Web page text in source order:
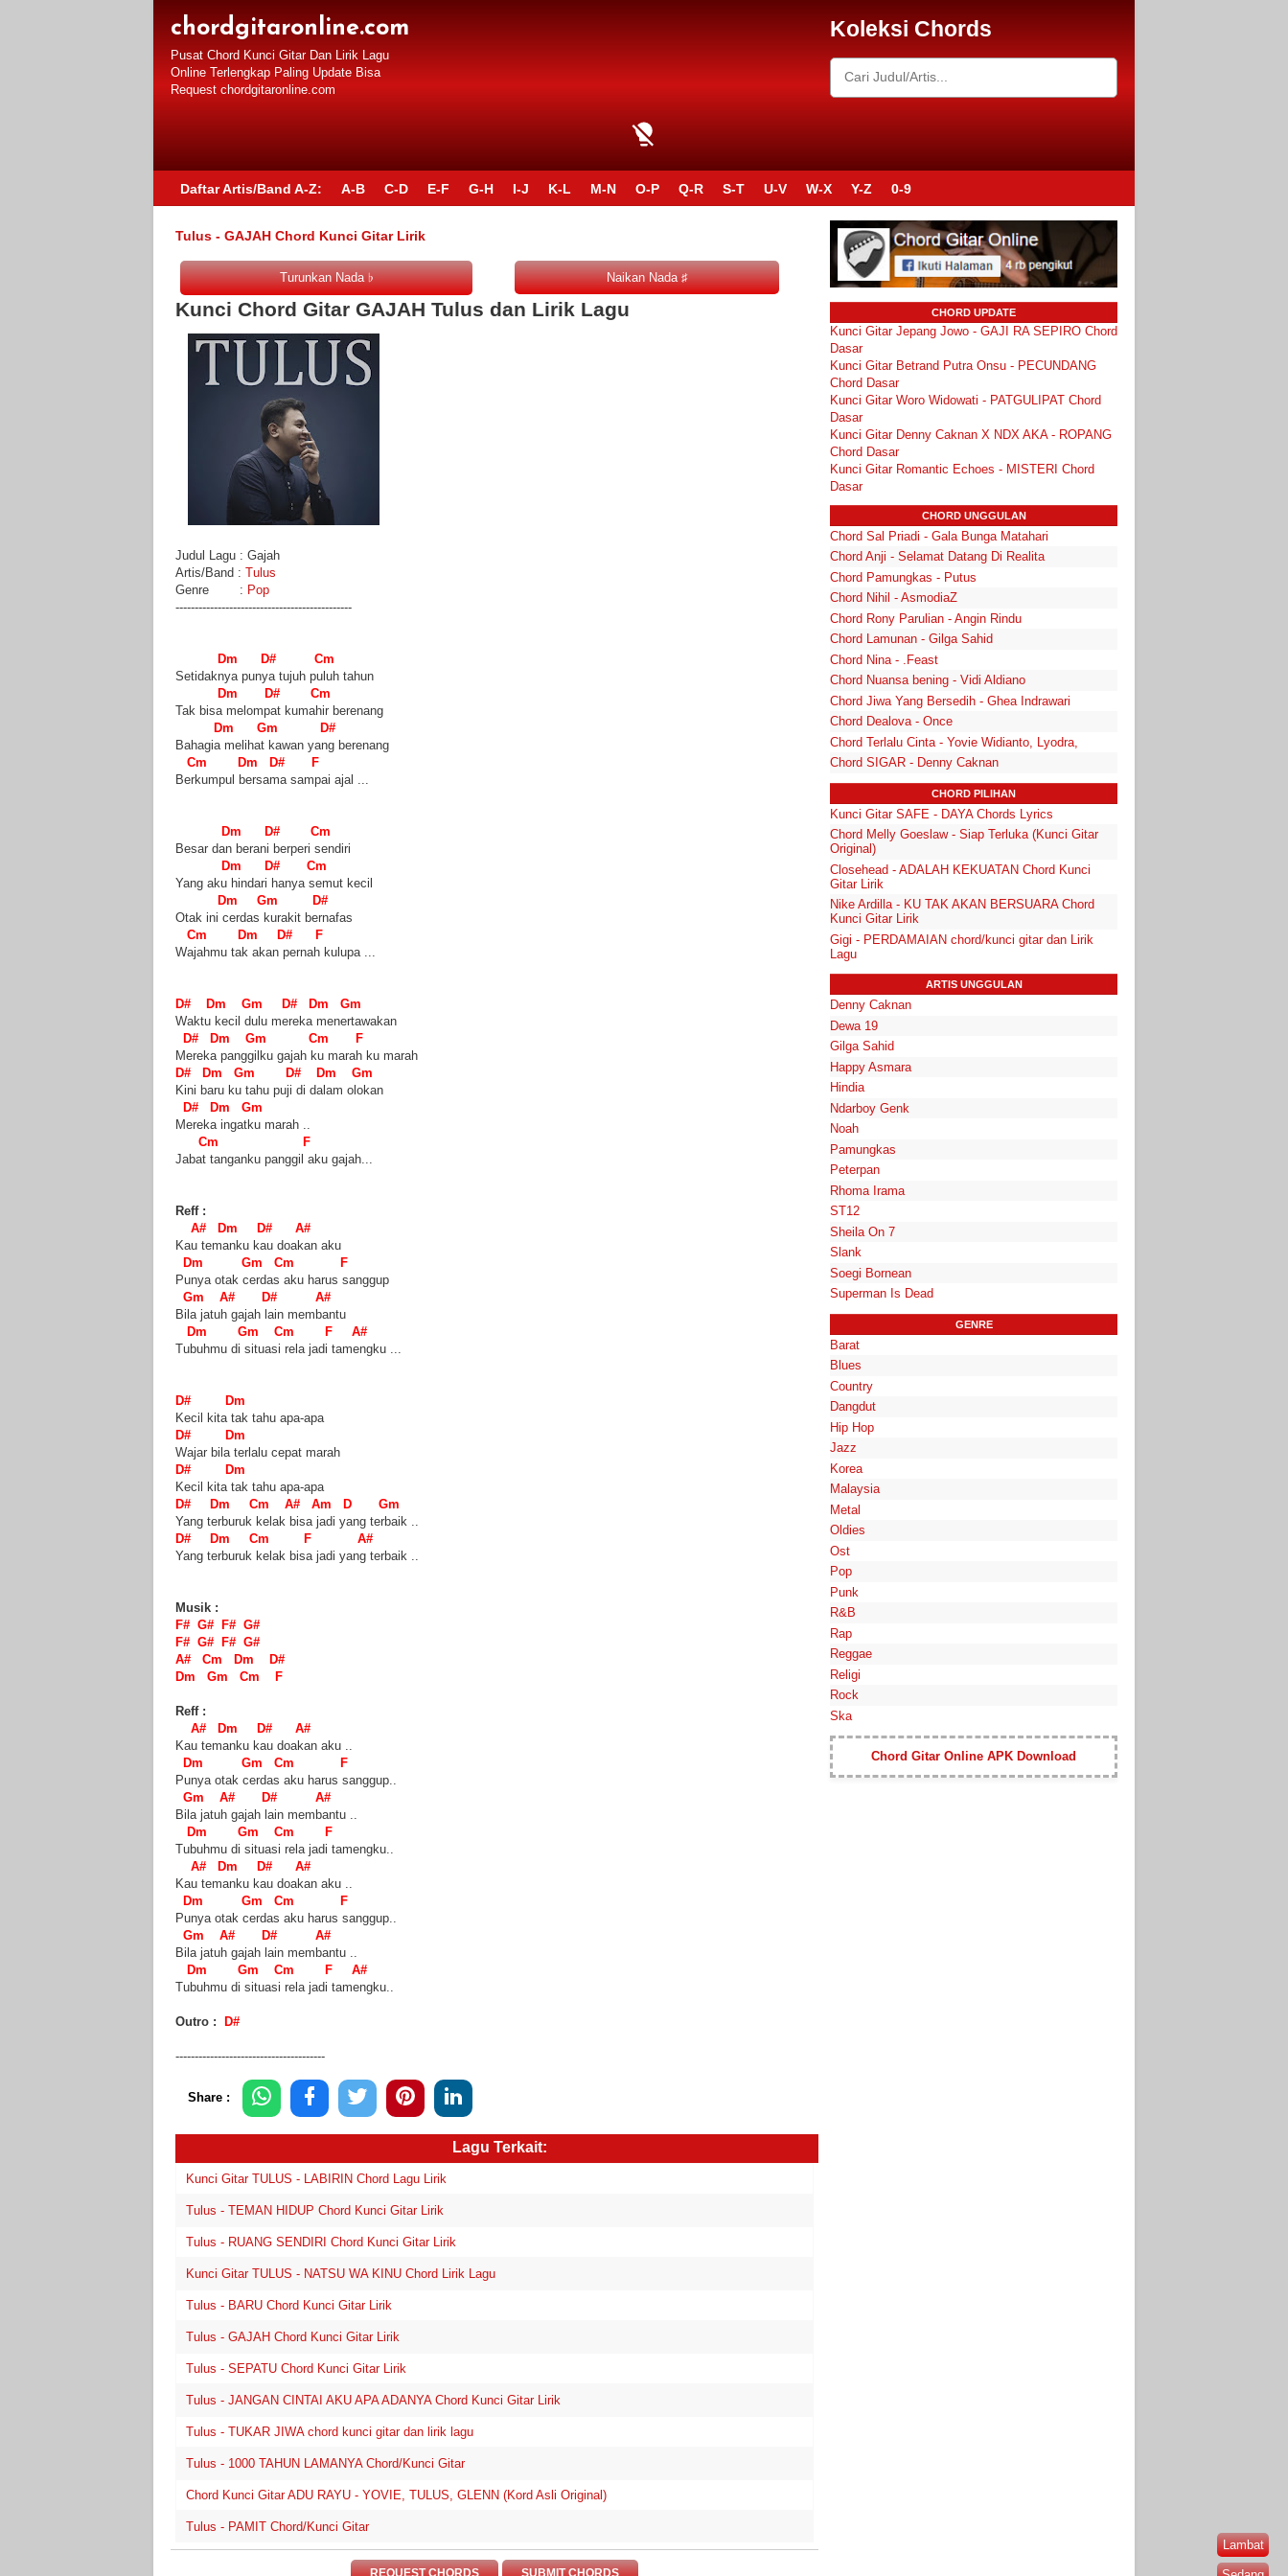
chordgitaronline.com
Pusat Chord Kunci Gitar Dan Lirik Lagu
Online Terlengkap Paling Update Bisa
Request chordgitaronline.com
Koleksi Chords
Daftar Artis/Band A-Z: A-B C-D E-F G-H I-J K-L M-N O-P Q-R S-T U-V W-X Y-Z 0-9
Tulus - GAJAH Chord Kunci Gitar Lirik
Lambat
Kunci Chord Gitar GAJAH Tulus dan Lirik Lagu
Judul Lagu : Gajah
Artis/Band : Tulus
Genre : Pop
----------------------------------------------
Dm D# Cm
Setidaknya punya tujuh puluh tahun
Dm D# Cm
Tak bisa melompat kumahir berenang
Dm Gm D#
Bahagia melihat kawan yang berenang
Cm Dm D# F
Berkumpul bersama sampai ajal ...
Dm D# Cm
Besar dan berani berperi sendiri
Dm D# Cm
Yang aku hindari hanya semut kecil
Dm Gm D#
Otak ini cerdas kurakit bernafas
Cm Dm D# F
Wajahmu tak akan pernah kulupa ...
D# Dm Gm D# Dm Gm
Waktu kecil dulu mereka menertawakan
D# Dm Gm Cm F
Mereka panggilku gajah ku marah ku marah
D# Dm Gm D# Dm Gm
Kini baru ku tahu puji di dalam olokan
D# Dm Gm
Mereka ingatku marah ..
Cm F
Jabat tanganku panggil aku gajah...
Reff :
A# Dm D# A#
Kau temanku kau doakan aku
Dm Gm Cm F
Punya otak cerdas aku harus sanggup
Gm A# D# A#
Bila jatuh gajah lain membantu
Dm Gm Cm F A#
Tubuhmu di situasi rela jadi tamengku ...
D# Dm
Kecil kita tak tahu apa-apa
D# Dm
Wajar bila terlalu cepat marah
D# Dm
Kecil kita tak tahu apa-apa
D# Dm Cm A# Am D Gm
Yang terburuk kelak bisa jadi yang terbaik ..
D# Dm Cm F A#
Yang terburuk kelak bisa jadi yang terbaik ..
Musik :
F# G# F# G#
F# G# F# G#
A# Cm Dm D#
Dm Gm Cm F
Reff :
A# Dm D# A#
Kau temanku kau doakan aku ..
Dm Gm Cm F
Punya otak cerdas aku harus sanggup..
Gm A# D# A#
Bila jatuh gajah lain membantu ..
Dm Gm Cm F
Tubuhmu di situasi rela jadi tamengku..
A# Dm D# A#
Kau temanku kau doakan aku ..
Dm Gm Cm F
Punya otak cerdas aku harus sanggup..
Gm A# D# A#
Bila jatuh gajah lain membantu ..
Dm Gm Cm F A#
Tubuhmu di situasi rela jadi tamengku..
Outro : D#
---------------------------------------
Share :
Lagu Terkait:
Kunci Gitar TULUS - LABIRIN Chord Lagu Lirik
Tulus - TEMAN HIDUP Chord Kunci Gitar Lirik
Tulus - RUANG SENDIRI Chord Kunci Gitar Lirik
Kunci Gitar TULUS - NATSU WA KINU Chord Lirik Lagu
Tulus - BARU Chord Kunci Gitar Lirik
Tulus - GAJAH Chord Kunci Gitar Lirik
Tulus - SEPATU Chord Kunci Gitar Lirik
Tulus - JANGAN CINTAI AKU APA ADANYA Chord Kunci Gitar Lirik
Tulus - TUKAR JIWA chord kunci gitar dan lirik lagu
Tulus - 1000 TAHUN LAMANYA Chord/Kunci Gitar
Chord Kunci Gitar ADU RAYU - YOVIE, TULUS, GLENN (Kord Asli Original)
Tulus - PAMIT Chord/Kunci Gitar
REQUEST CHORDS SUBMIT CHORDS
CHORD UPDATE
Kunci Gitar Jepang Jowo - GAJI RA SEPIRO Chord
Dasar
Kunci Gitar Betrand Putra Onsu - PECUNDANG
Chord Dasar
Kunci Gitar Woro Widowati - PATGULIPAT Chord
Dasar
Kunci Gitar Denny Caknan X NDX AKA - ROPANG
Chord Dasar
Kunci Gitar Romantic Echoes - MISTERI Chord
Dasar
CHORD UNGGULAN
Chord Sal Priadi - Gala Bunga Matahari
Chord Anji - Selamat Datang Di Realita
Chord Pamungkas - Putus
Chord Nihil - AsmodiaZ
Chord Rony Parulian - Angin Rindu
Chord Lamunan - Gilga Sahid
Chord Nina - .Feast
Chord Nuansa bening - Vidi Aldiano
Chord Jiwa Yang Bersedih - Ghea Indrawari
Chord Dealova - Once
Chord Terlalu Cinta - Yovie Widianto, Lyodra,
Chord SIGAR - Denny Caknan
CHORD PILIHAN
Kunci Gitar SAFE - DAYA Chords Lyrics
Chord Melly Goeslaw - Siap Terluka (Kunci Gitar
Original)
Closehead - ADALAH KEKUATAN Chord Kunci
Gitar Lirik
Nike Ardilla - KU TAK AKAN BERSUARA Chord
Kunci Gitar Lirik
Gigi - PERDAMAIAN chord/kunci gitar dan Lirik
Lagu
ARTIS UNGGULAN
Denny Caknan
Dewa 19
Gilga Sahid
Happy Asmara
Hindia
Ndarboy Genk
Noah
Pamungkas
Peterpan
Rhoma Irama
ST12
Sheila On 7
Slank
Soegi Bornean
Superman Is Dead
GENRE
Barat
Blues
Country
Dangdut
Hip Hop
Jazz
Korea
Malaysia
Metal
Oldies
Ost
Pop
Punk
R&B
Rap
Reggae
Religi
Rock
Ska
Chord Gitar Online APK Download